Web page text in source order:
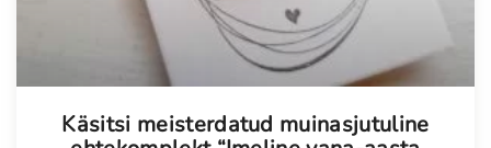
Käsitsi meisterdatud muinasjutuline